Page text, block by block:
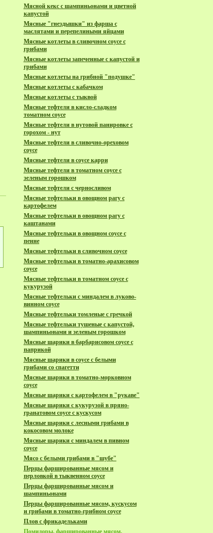
Мясной кекс с шампиньонами и цветной
капустой
Мясные "гнездышки" из фарша с
маслятами и перепелиными яйцами
Мясные котлеты в сливочном соусе с
грибами
Мясные котлеты запеченные с капустой и
грибами
Мясные котлеты на грибной "подушке"
Мясные котлеты с кабачком
Мясные котлеты с тыквой
Мясные тефтели в кисло-сладком
томатном соусе
Мясные тефтели в нутовой панировке с
горохом - нут
Мясные тефтели в сливочно-ореховом
соусе
Мясные тефтели в соусе карри
Мясные тефтели в томатном соусе с
зеленым горошком
Мясные тефтели с черносливом
Мясные тефтельки в овощном рагу с
картофелем
Мясные тефтельки в овощном рагу с
каштанами
Мясные тефтельки в овощном соусе с
пенне
Мясные тефтельки в сливочном соусе
Мясные тефтельки в томатно-арахисовом
соусе
Мясные тефтельки в томатном соусе с
кукурузой
Мясные тефтельки с миндалем в луково-
винном соусе
Мясные тефтельки томленые с гречкой
Мясные тефтельки тушеные с капустой,
шампиньонами и зеленым горошком
Мясные шарики в барбарисовом соусе с
паприкой
Мясные шарики в соусе с белыми
грибами со спагетти
Мясные шарики в томатно-морковном
соусе
Мясные шарики с картофелем в "рукаве"
Мясные шарики с кукурузой в пряно-
гранатовом соусе с кускусом
Мясные шарики с лесными грибами в
кокосовом молоке
Мясные шарики с миндалем в пивном
соусе
Мясо с белыми грибами в "шубе"
Перцы фаршированные мясом и
перловкой в тыквенном соусе
Перцы фаршированные мясом и
шампиньонами
Перцы фаршированные мясом, кускусом
и грибами в томатно-грибном соусе
Плов с фрикадельками
Помидоры, фаршированные мясом,